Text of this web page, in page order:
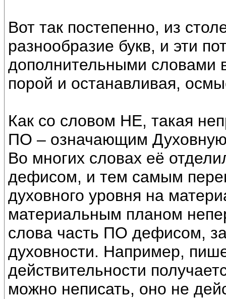
Вот так постепенно, из
разнообразие букв, и эти
дополнительными словами
порой и останавливая,
Как со словом НЕ, такая
ПО – означающим
Во многих словах её
дефисом, и тем самым
духовного уровня на
материальным планом
слова часть ПО дефисом,
духовности. Например,
действительности
можно неписать, оно не